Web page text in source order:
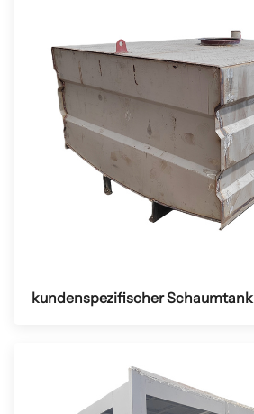
kundenspezifischer Schaumtank